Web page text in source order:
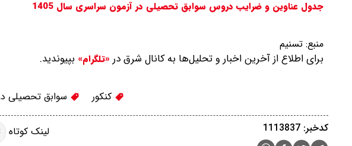
جدول عناوین و ضرایب دروس سوابق تحصیلی در آزمون سراسری سال 1405
منبع: تسنیم
برای اطلاع از آخرین اخبار و تحلیل‌ها به کانال شرق در «تلگرام» بپیوندید.
کنکور سوابق تحصیلی
لینک کوتاه کدخبر: 1113837